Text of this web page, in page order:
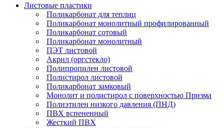
Листовые пластики
Поликарбонат для теплиц
Поликарбонат монолитный профилированный
Поликарбонат сотовый
Поликарбонат монолитный
ПЭТ листовой
Акрил (оргстекло)
Полипропилен листовой
Полистирол листовой
Поликарбонат замковый
Монолит и полистирол с поверхностью Призма
Полиэтилен низкого давления (ПНД)
ПВХ вспененный
Жесткий ПВХ